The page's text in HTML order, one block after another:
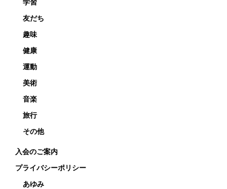
友だち
趣味
健康
運動
美術
音楽
旅行
その他
入会のご案内
プライバシーポリシー
あゆみ